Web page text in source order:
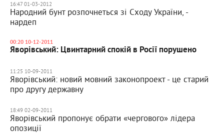
16:47 01-03-2012
Народний бунт розпочнеться зі Сходу України, -
нардеп
00:20 10-12-2011
Яворівський: Цвинтарний спокій в Росії порушено
11:25 10-09-2011
Яворівський: новий мовний законопроект - це старий
про другу державну
18:49 02-09-2011
Яворівський пропонує обрати «чергового» лідера
опозиції